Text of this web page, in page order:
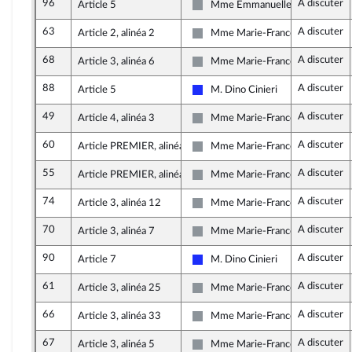
96 Article 5
Non inscrit
Mme Emmanuelle Ménard
A discuter
63 Article 2, alinéa 2
Non inscrit
Mme Marie-France Lorho
A discuter
68 Article 3, alinéa 6
Non inscrit
Mme Marie-France Lorho
A discuter
88 Article 5
Les Républicains
M. Dino Cinieri A discuter
49 Article 4, alinéa 3
Non inscrit
Mme Marie-France Lorho
A discuter
60 Article PREMIER, alinéa 4
Non inscrit
Mme Marie-France Lorho
A discuter
55 Article PREMIER, alinéa 3
Non inscrit
Mme Marie-France Lorho
A discuter
74 Article 3, alinéa 12
Non inscrit
Mme Marie-France Lorho
A discuter
70 Article 3, alinéa 7
Non inscrit
Mme Marie-France Lorho
A discuter
90 Article 7
Les Républicains
M. Dino Cinieri A discuter
61 Article 3, alinéa 25
Non inscrit
Mme Marie-France Lorho
A discuter
66 Article 3, alinéa 33
Non inscrit
Mme Marie-France Lorho
A discuter
67 Article 3, alinéa 5
Non inscrit
Mme Marie-France Lorho
A discuter